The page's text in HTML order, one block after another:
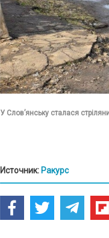
У Слов’янську сталася
Источник: Ракурс